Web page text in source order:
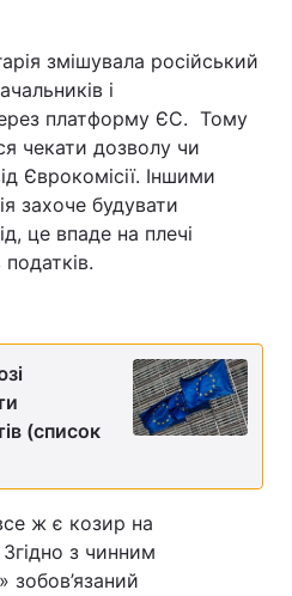
змішувала російський
і
платформу ЄС. Тому
чекати дозволу чи
Єврокомісії. Іншими
захоче будувати
це впаде на плечі
(список
ж є козир на
з чинним
зобов’язаний